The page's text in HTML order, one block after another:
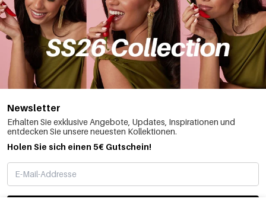
Newsletter
Erhalten Sie exklusive Angebote, Updates, Inspirationen und
entdecken Sie unsere neuesten Kollektionen.
Holen Sie sich einen 5€ Gutschein!